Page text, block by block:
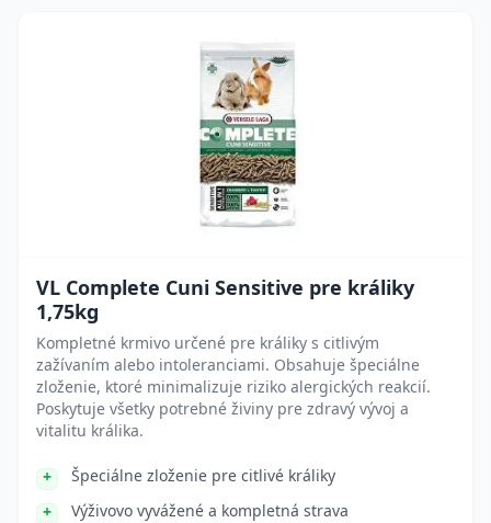
VL Complete Cuni Sensitive pre králiky
1,75kg
Kompletné krmivo určené pre králiky s citlivým
zažívaním alebo intoleranciami. Obsahuje špeciálne
zloženie, ktoré minimalizuje riziko alergických reakcií.
Poskytuje všetky potrebné živiny pre zdravý vývoj a
vitalitu králika.
Špeciálne zloženie pre citlivé králiky
Výživovo vyvážené a kompletná strava